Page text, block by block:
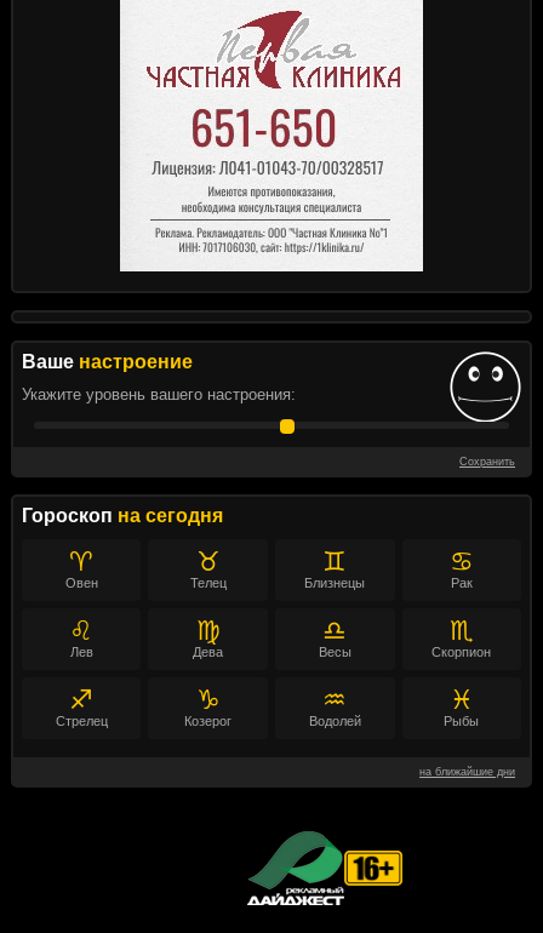
Ваше настроение
Укажите уровень вашего настроения:
Сохранить
Гороскоп на сегодня
♈
Овен
♉
Телец
♊
Близнецы
♋
Рак
♌
Лев
♍
Дева
♎
Весы
♏
Скорпион
♐
Стрелец
♑
Козерог
♒
Водолей
♓
Рыбы
на ближайшие дни